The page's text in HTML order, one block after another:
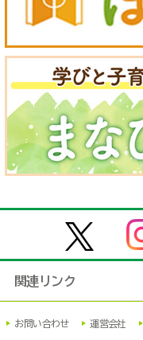
関連リンク
お問い合わせ 運営会社